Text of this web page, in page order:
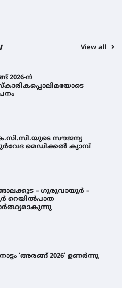
View all
കോൺഗ്രസ്
2026-ന്
സൗജന്യ
മെഡിക്കൽ ക്യാമ്പ്
– ഗുരുവായൂർ –
റെയിൽപാത
‘അരങ്ങ് 2026’ ഉണർന്നു